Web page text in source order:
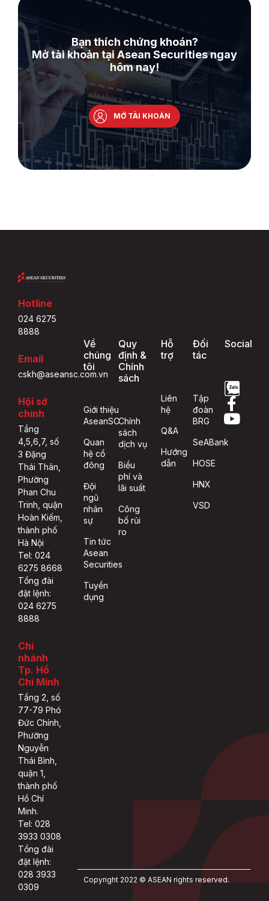
Bạn thích chứng khoán?
Mở tài khoản tại Asean Securities ngay
hôm nay!
MỞ TÀI KHOẢN
Hotline
024 6275
8888
Email
cskh@aseansc.com.vn
Hội sở
chính
Tầng
4,5,6,7, số
3 Đặng
Thái Thân,
Phường
Phan Chu
Trinh, quận
Hoàn Kiếm,
thành phố
Hà Nội
Tel: 024
6275 8668
Tổng đài
đặt lệnh:
024 6275
8888
Chi
nhánh
Tp. Hồ
Chí Minh
Tầng 2, số
77-79 Phó
Đức Chính,
Phường
Nguyễn
Thái Bình,
quận 1,
thành phố
Hồ Chí
Minh.
Tel: 028
3933 0308
Tổng đài
đặt lệnh:
028 3933
0309
Về
chúng
tôi
Giới thiệu
AseanSC
Quan
hệ cổ
đông
Đội
ngũ
nhân
sự
Tin tức
Asean
Securities
Tuyển
dụng
Quy
định &
Chính
sách
Chính
sách
dịch vụ
Biểu
phí và
lãi suất
Công
bố rủi
ro
Hỗ
trợ
Liên
hệ
Q&A
Hướng
dẫn
Đối
tác
Tập
đoàn
BRG
SeABank
HOSE
HNX
VSD
Social
Copyright 2022 © ASEAN rights reserved.